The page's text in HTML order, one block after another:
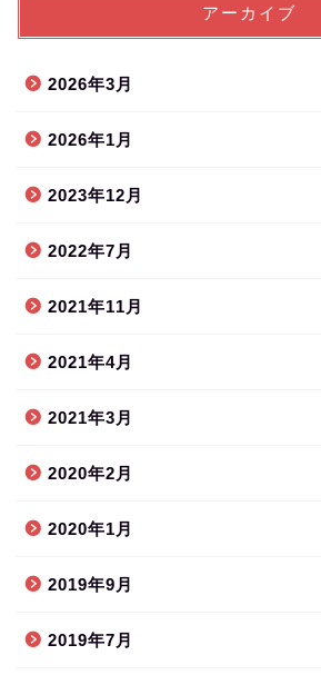
アーカイブ
2026年3月
2026年1月
2023年12月
2022年7月
2021年11月
2021年4月
2021年3月
2020年2月
2020年1月
2019年9月
2019年7月